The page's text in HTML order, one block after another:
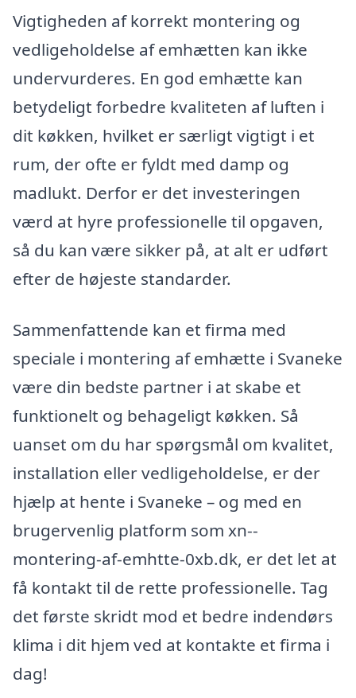
Vigtigheden af korrekt montering og
vedligeholdelse af emhætten kan ikke
undervurderes. En god emhætte kan
betydeligt forbedre kvaliteten af luften i
dit køkken, hvilket er særligt vigtigt i et
rum, der ofte er fyldt med damp og
madlukt. Derfor er det investeringen
værd at hyre professionelle til opgaven,
så du kan være sikker på, at alt er udført
efter de højeste standarder.
Sammenfattende kan et firma med
speciale i montering af emhætte i Svaneke
være din bedste partner i at skabe et
funktionelt og behageligt køkken. Så
uanset om du har spørgsmål om kvalitet,
installation eller vedligeholdelse, er der
hjælp at hente i Svaneke – og med en
brugervenlig platform som xn--
montering-af-emhtte-0xb.dk, er det let at
få kontakt til de rette professionelle. Tag
det første skridt mod et bedre indendørs
klima i dit hjem ved at kontakte et firma i
dag!